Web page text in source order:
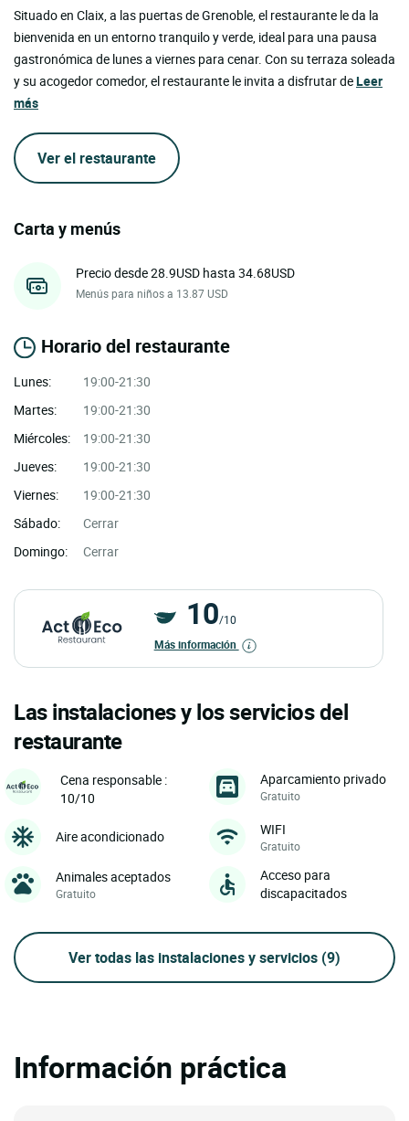
Situado en Claix, a las puertas de Grenoble, el restaurante le da la
bienvenida en un entorno tranquilo y verde, ideal para una pausa
gastronómica de lunes a viernes para cenar. Con su terraza soleada
y su acogedor comedor, el restaurante le invita a disfrutar deLeer
más
Ver el restaurante
Carta y menús
Precio desde 28.9USD hasta 34.68USD
Menús para niños a 13.87 USD
Horario del restaurante
Lunes:
19:00-21:30
Martes:
19:00-21:30
Miércoles:
19:00-21:30
Jueves:
19:00-21:30
Viernes:
19:00-21:30
Sábado:
Cerrar
Domingo:
Cerrar
10/10
Más información
Las instalaciones y los servicios del
restaurante
Cena responsable :
10/10
Aparcamiento privado
Gratuito
Aire acondicionado WIFI
Gratuito
Animales aceptados
Gratuito
Acceso para
discapacitados
Ver todas las instalaciones y servicios (9)
Información práctica